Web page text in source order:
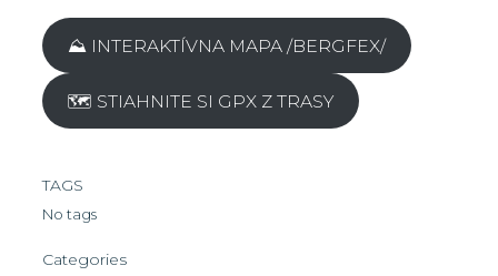
⛰️ INTERAKTÍVNA MAPA /BERGFEX/
🗺️ STIAHNITE SI GPX Z TRASY
TAGS
No tags
Categories